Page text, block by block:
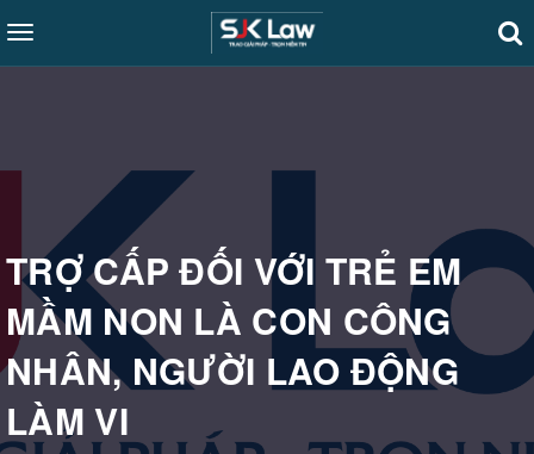
Toggle
navigation
TRỢ CẤP ĐỐI VỚI TRẺ EM
MẦM NON LÀ CON CÔNG
NHÂN, NGƯỜI LAO ĐỘNG
LÀM VI